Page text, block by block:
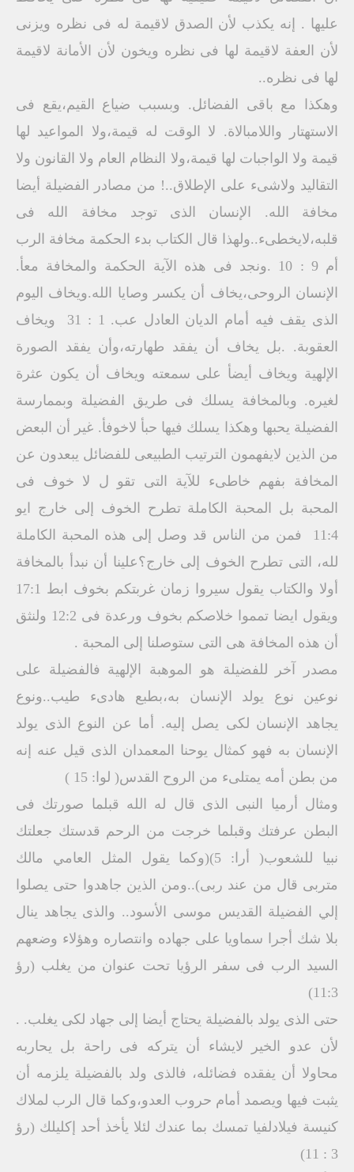
عليها . إنه يكذب لأن الصدق لاقيمة له فى نظره ويزنى
لأن العفة لاقيمة لها فى نظره ويخون لأن الأمانة لاقيمة
لها فى نظره..
وهكذا مع باقى الفضائل. وبسبب ضياع القيم،يقع فى
الاستهتار واللامبالاة. ‏لا الوقت له قيمة،ولا المواعيد لها
قيمة ولا الواجبات لها قيمة،ولا النظام العام ولا القانون ولا
التقاليد ولاشىء على الإطلاق..! ‏من مصادر الفضيلة أيضا
مخافة الله. ‏الإنسان الذى توجد مخافة الله فى
قلبه،لايخطىء..ولهذا قال الكتاب بدء الحكمة مخافة الرب
أم 9 ‏: 10 .ونجد فى هذه الآية الحكمة والمخافة معأ.
الإنسان الروحى،يخاف أن يكسر وصايا الله.ويخاف اليوم
الذى يقف فيه أمام الديان العادل عب. 1 ‏: 31 ‏ ويخاف
العقوبة. .بل يخاف أن يفقد طهارته،وأن يفقد الصورة
الإلهية ويخاف أيضأ على سمعته ويخاف أن يكون عثرة
لغيره. ‏وبالمخافة يسلك فى طريق الفضيلة وبممارسة
الفضيلة يحبها وهكذا يسلك فيها حبأ لاخوفأ. ‏غير أن البعض
من الذين لايفهمون الترتيب الطبيعى للفضائل يبعدون عن
المخافة بفهم خاطىء للآية التى تقو ل لا خوف فى
المحبة بل المحبة الكاملة تطرح الخوف إلى خارج ايو
11:4 ‏ فمن من الناس قد وصل إلى هذه المحبة الكاملة
لله، التى تطرح الخوف إلى خارج؟علينا أن نبدأ بالمخافة
أولا والكتاب يقول سيروا زمان غربتكم بخوف ابط 17:1
ويقول ايضا تمموا خلاصكم بخوف ورعدة فى 12:2 ‏ولنثق
أن هذه المخافة هى التى ستوصلنا إلى المحبة .
‏مصدر آخر للفضيلة هو الموهبة الإلهية ‏فالفضيلة على
نوعين نوع يولد الإنسان به،بطبع هادىء طيب..ونوع
يجاهد الإنسان لكى يصل إليه. أما عن النوع الذى يولد
الإنسان به فهو كمثال يوحنا المعمدان الذى قيل عنه إنه
من بطن أمه يمتلىء من الروح القدس( لوا: 15 )
ومثال أرميا النبى الذى قال له الله قبلما صورتك فى
البطن عرفتك وقبلما خرجت من الرحم قدستك جعلتك
نبيا للشعوب( أرا: 5)(وكما يقول المثل العامي مالك
متربى قال من عند ربى)..ومن الذين جاهدوا حتى يصلوا
إلي الفضيلة القديس موسى الأسود.. والذى يجاهد ينال
بلا شك أجرا سماويا على جهاده وانتصاره وهؤلاء وضعهم
السيد الرب فى سفر الرؤيا تحت عنوان من يغلب (رؤ
11:3)
حتى الذى يولد بالفضيلة يحتاج أيضا إلى جهاد لكى يغلب. .
لأن عدو الخير لايشاء أن يتركه فى راحة بل يحاربه
محاولا أن يفقده فضائله، فالذى ولد بالفضيلة يلزمه أن
يثبت فيها ويصمد أمام حروب العدو،وكما قال الرب لملاك
كنيسة فيلادلفيا تمسك بما عندك لئلا يأخذ أحد إكليلك (رؤ
3 ‏: 11)